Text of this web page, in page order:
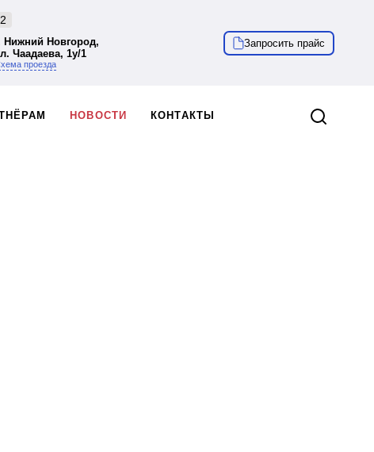
Нижний Новгород,
Чаадаева, 1у/1
проезда
Запросить прайс
НОВОСТИ КОНТАКТЫ